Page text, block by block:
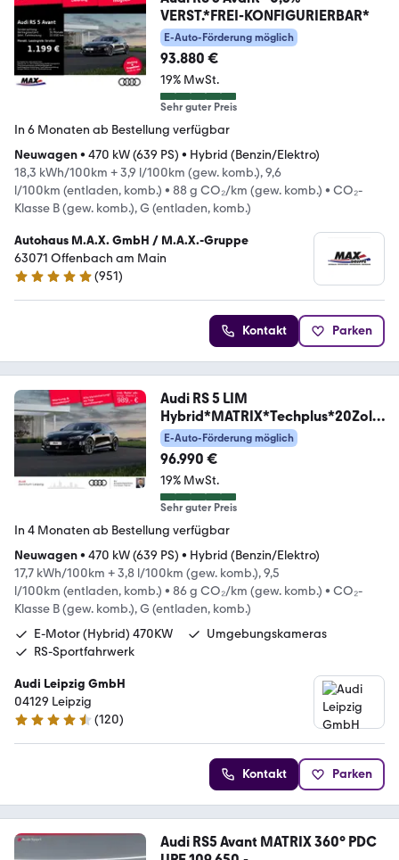
VERST.*FREI-KONFIGURIERBAR*
E-Auto-Förderung möglich
93.880 €
19% MwSt.
Sehr guter Preis
In 6 Monaten ab Bestellung verfügbar
Neuwagen• 470 kW (639 PS) • Hybrid (Benzin/Elektro)
18,3 kWh/100km + 3,9 l/100km (gew. komb.), 9,6
l/100km (entladen, komb.) • 88 g CO₂/km (gew. komb.) • CO₂-
Klasse B (gew. komb.), G (entladen, komb.)
Autohaus M.A.X. GmbH / M.A.X.-Gruppe
63071 Offenbach am Main
4.8 Sterne
(951)
Kontakt Parken
Audi RS 5 LIM
Hybrid*MATRIX*Techplus*20Zoll*
*E-Auto-Förderung möglich
96.990 €
19% MwSt.
Sehr guter Preis
In 4 Monaten ab Bestellung verfügbar
Neuwagen• 470 kW (639 PS) • Hybrid (Benzin/Elektro)
17,7 kWh/100km + 3,8 l/100km (gew. komb.), 9,5
l/100km (entladen, komb.) • 86 g CO₂/km (gew. komb.) • CO₂-
Klasse B (gew. komb.), G (entladen, komb.)
E-Motor (Hybrid) 470KW
Umgebungskameras
RS-Sportfahrwerk
Audi Leipzig GmbH
04129 Leipzig
4.4 Sterne
(120)
Kontakt Parken
Audi RS5 Avant MATRIX 360° PDC